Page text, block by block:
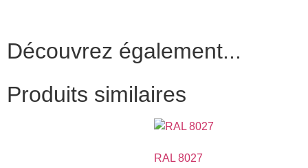
Découvrez également...
Produits similaires
RAL 8027